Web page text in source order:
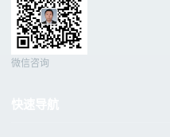
微信咨询